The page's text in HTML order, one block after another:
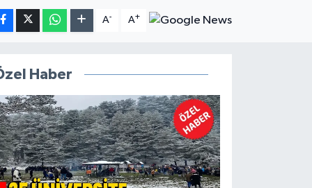
A- A+
Haber